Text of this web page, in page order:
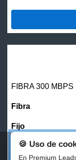
FIBRA 300 MBPS
🍪 Uso de
En Premium